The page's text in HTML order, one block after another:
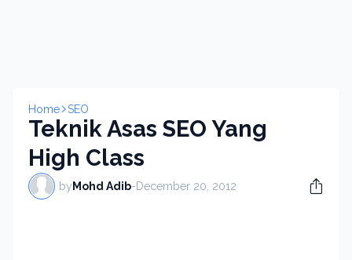
Home SEO
Teknik Asas SEO Yang
High Class
by Mohd Adib-December 20, 2012